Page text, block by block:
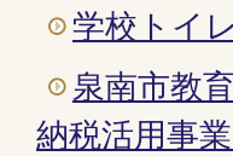
学校トイ
泉南市教
納税活用事業